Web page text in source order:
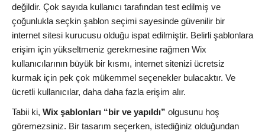
değildir. Çok sayıda kullanıcı tarafından test edilmiş ve
çoğunlukla seçkin şablon seçimi sayesinde güvenilir bir
internet sitesi kurucusu olduğu ispat edilmiştir. Belirli şablonlara
erişim için yükseltmeniz gerekmesine rağmen Wix
kullanıcılarının büyük bir kısmı, internet sitenizi ücretsiz
kurmak için pek çok mükemmel seçenekler bulacaktır. Ve
ücretli kullanıcılar, daha daha fazla erişim alır.
Tabii ki, Wix şablonları “bir ve yapıldı” olgusunu hoş
göremezsiniz. Bir tasarım seçerken, istediğiniz olduğundan